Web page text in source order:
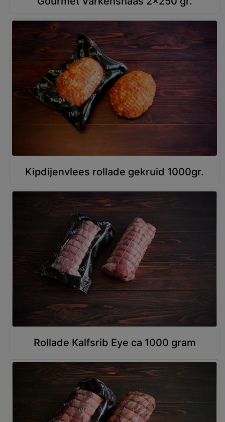
Kipdijenvlees rollade gekruid 1000gr.
Rollade Kalfsrib Eye ca 1000 gram